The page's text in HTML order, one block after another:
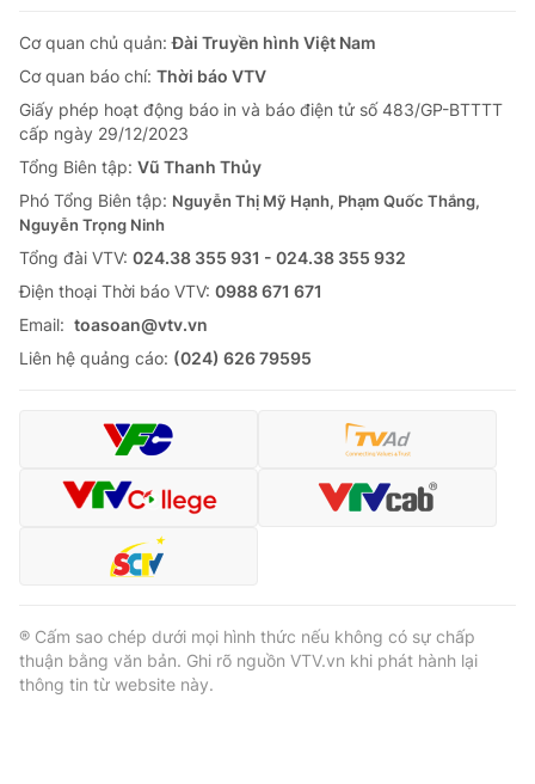
Cơ quan chủ quản:Đài Truyền hình Việt Nam
Cơ quan báo chí: Thời báo VTV
Giấy phép hoạt động báo in và báo điện tử số 483/GP-BTTTT
cấp ngày 29/12/2023
Tổng Biên tập: Vũ Thanh Thủy
Phó Tổng Biên tập: Nguyễn Thị Mỹ Hạnh, Phạm Quốc Thắng,
Nguyễn Trọng Ninh
Tổng đài VTV: 024.38 355 931 - 024.38 355 932
Ðiện thoại Thời báo VTV: 0988 671 671
Email: toasoan@vtv.vn
Liên hệ quảng cáo: (024) 626 79595
® Cấm sao chép dưới mọi hình thức nếu không có sự chấp
thuận bằng văn bản. Ghi rõ nguồn VTV.vn khi phát hành lại
thông tin từ website này.